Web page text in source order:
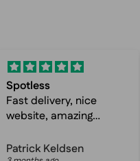
Awesome selections
and fast delivery
Awesome selections
service!
Anonymous